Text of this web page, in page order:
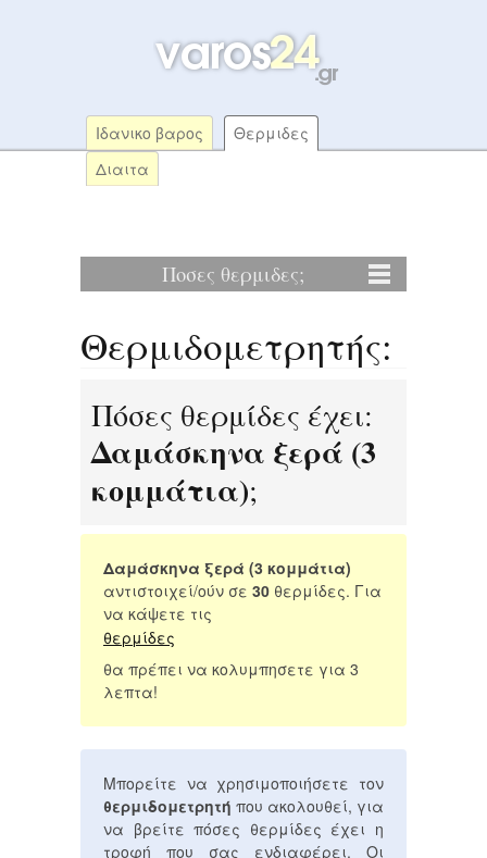
Ιδανικο βαρος
Θερμιδες
Διαιτα
Ποσες θερμιδες;
Θερμιδομετρητής:
Πόσες θερμίδες έχει:
Δαμάσκηνα ξερά (3
κομμάτια);
Δαμάσκηνα ξερά (3 κομμάτια)
αντιστοιχεί/ούν σε 30 θερμίδες. Για
να κάψετε τις
θερμίδες
θα πρέπει να κολυμπησετε για 3
λεπτα!
Μπορείτε να χρησιμοποιήσετε τον
θερμιδομετρητή που ακολουθεί, για
να βρείτε πόσες θερμίδες έχει η
τροφή που σας ενδιαφέρει. Οι